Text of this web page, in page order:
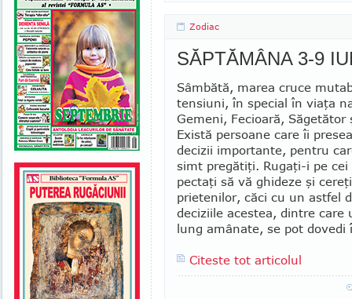
Zodiac
SĂPTĂMÂNA 3-9
Sâmbătă, marea cruce
ten­si­uni, în special în viaţa
Gemeni, Fe­cioa­ră, Săgetător
Există persoane care îi
decizii importante, pentru
simt pregătiţi. Rugaţi-i pe
pec­taţi să vă ghideze şi
prietenilor, căci cu un astfel
deciziile acestea, dintre
lung amânate, se pot
Citeste tot articolul